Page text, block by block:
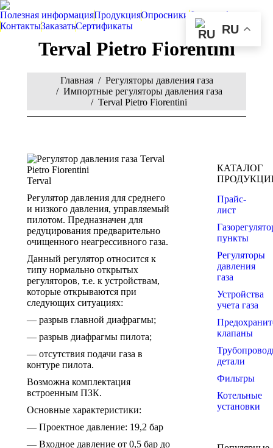
Полезная информацияПродукцияОпросники Фотографии
КонтактыЗаказатьСертификаты
Terval Pietro Fiorentini
You are here:
Главная
Регуляторы давления газа
Импортные регуляторы давления газа
Terval Pietro Fiorentini
Terval
Регулятор давления для среднего
и низкого давления, управляемый
пилотом. Предназначен для
редуцирования предварительно
очищенного неагрессивного газа.
Данный регулятор относится к
типу нормально открытых
регуляторов, т.е. к устройствам,
которые открываются при
следующих ситуациях:
— разрыв главной диафрагмы;
— разрыв диафрагмы пилота;
— отсутствия подачи газа в
контуре пилота.
Возможна комплектация
встроенным ПЗК.
Основные характеристики:
— Проектное давление: 19,2 бар
— Входное давление от 0,5 бар до
КАТАЛОГ
Прайс-
лист
пункты
Регуляторы
давления
газа
Устройства
учета газа
клапаны
детали
Фильтры
Котельные
установки
RU